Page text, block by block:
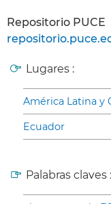
Repositorio PUCE
Lugares :
América Latina y
Ecuador
Palabras claves :